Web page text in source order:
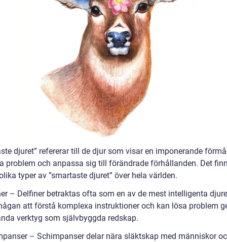
djuret” refererar till de djur som visar en imponerande
problem och anpassa sig till förändrade förhållanden. Det
typer av ”smartaste djuret” över hela världen.
– Delfiner betraktas ofta som en av de mest intelligenta
att förstå komplexa instruktioner och kan lösa problem
verktyg som självbyggda redskap.
– Schimpanser delar nära släktskap med människor